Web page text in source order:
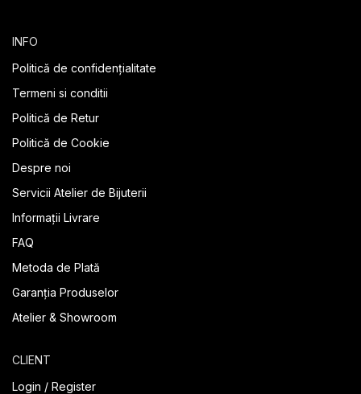
INFO
Politică de confidențialitate
Termeni si conditii
Politică de Retur
Politică de Cookie
Despre noi
Servicii Atelier de Bijuterii
Informații Livrare
FAQ
Metoda de Plată
Garanția Produselor
Atelier & Showroom
CLIENT
Login / Register